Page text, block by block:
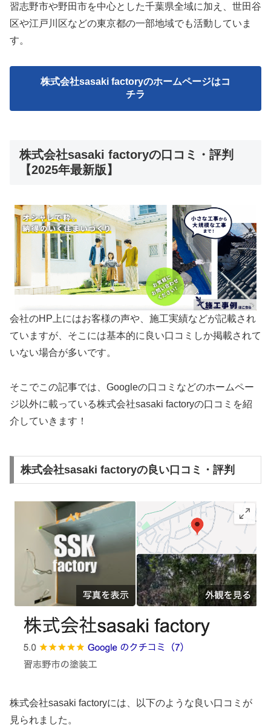
習志野市や野田市を中心とした千葉県全域に加え、世田谷
区や江戸川区などの東京都の一部地域でも活動していま
す。
株式会社sasaki factoryのホームページはコ
チラ
株式会社sasaki factoryの口コミ・評判
【2025年最新版】
会社のHP上にはお客様の声や、施工実績などが記載され
ていますが、そこには基本的に良い口コミしか掲載されて
いない場合が多いです。
そこでこの記事では、Googleの口コミなどのホームペー
ジ以外に載っている株式会社sasaki factoryの口コミを紹
介していきます！
株式会社sasaki factoryの良い口コミ・評判
株式会社sasaki factoryには、以下のような良い口コミが
見られました。